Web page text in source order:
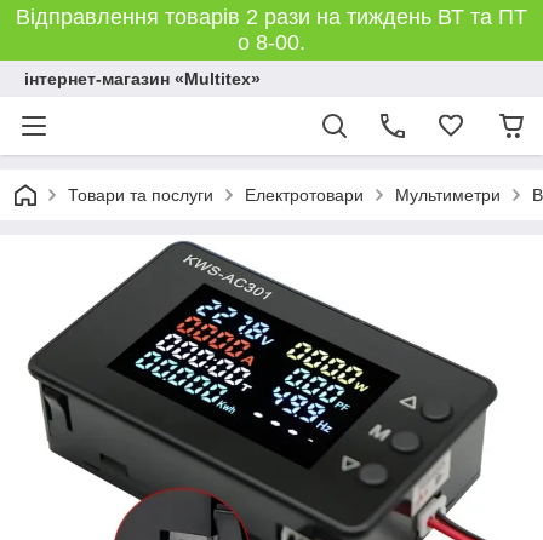
Відправлення товарів 2 рази на тиждень ВТ та ПТ
о 8-00.
інтернет-магазин «Multitex»
Товари та послуги Електротовари Мультиметри